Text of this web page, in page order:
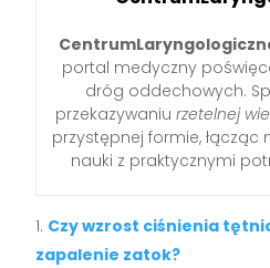
portal medyczny
dróg oddechowych.
przekazywaniu rzetelnej
przystępnej formie,
nauki z praktycznymi
Czy wzrost ciśnienia
zapalenie zatok?